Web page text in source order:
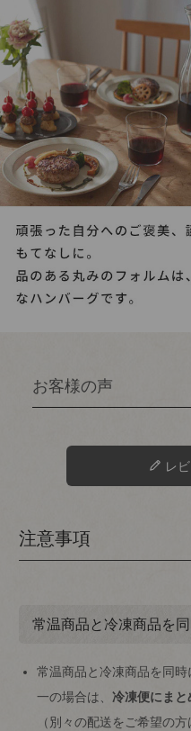
レ
注意事項
常温商品と冷凍商品を
常温商品と冷凍商品を同
一の場合は、冷凍便にまと
（別々の配送をご希望の